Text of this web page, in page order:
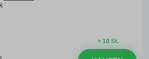
> 10 St.